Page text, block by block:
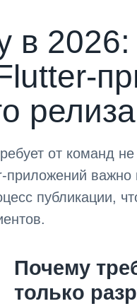
в 2026:
релиза
от команд
важно
публикации,
Почему
только